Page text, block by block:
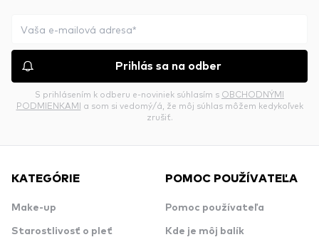
Prihlás sa na odber
S prihlásením k odberu e-noviniek súhlasím s OBCHODNÝMI
PODMIENKAMI a som si vedomý/á, že môj súhlas môžem kedykoľvek
zrušiť.
KATEGÓRIE
Make-up
Starostlivosť o pleť
POMOC POUŽÍVATEĽA
Pomoc používateľa
Kde je môj balík